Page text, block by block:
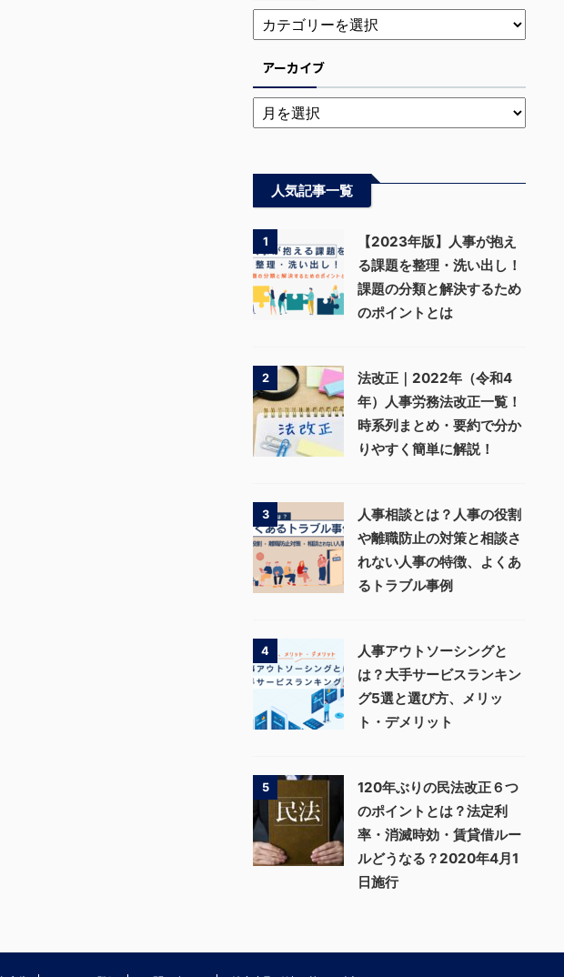
アーカイブ
人気記事一覧
1
【2023年版】人事が抱え
る課題を整理・洗い出し！
課題の分類と解決するため
のポイントとは
2
法改正｜2022年（令和4
年）人事労務法改正一覧！
時系列まとめ・要約で分か
りやすく簡単に解説！
3
人事相談とは？人事の役割
や離職防止の対策と相談さ
れない人事の特徴、よくあ
るトラブル事例
4
人事アウトソーシングと
は？大手サービスランキン
グ5選と選び方、メリッ
ト・デメリット
5
120年ぶりの民法改正６つ
のポイントとは？法定利
率・消滅時効・賃貸借ルー
ルどうなる？2020年4月1
日施行